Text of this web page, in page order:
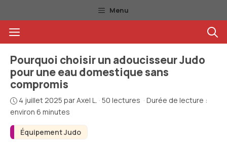
au
contenu
Menu
Menu
Équipement Judo
Pourquoi choisir un adoucisseur Judo
pour une eau domestique sans
compromis
4 juillet 2025 parAxel L. · 50 lectures · Durée de lecture :
environ 6 minutes